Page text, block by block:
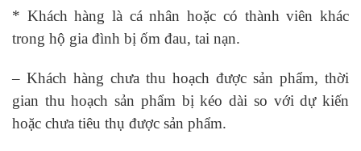
* Khách hàng là cá nhân hoặc có thành viên khác
trong hộ gia đình bị ốm đau, tai nạn.
– Khách hàng chưa thu hoạch được sản phẩm, thời
gian thu hoạch sản phẩm bị kéo dài so với dự kiến
hoặc chưa tiêu thụ được sản phẩm.